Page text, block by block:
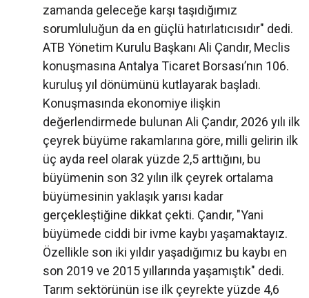
zamanda geleceğe karşı taşıdığımız
sorumluluğun da en güçlü hatırlatıcısıdır" dedi.
ATB Yönetim Kurulu Başkanı Ali Çandır, Meclis
konuşmasına Antalya Ticaret Borsası’nın 106.
kuruluş yıl dönümünü kutlayarak başladı.
Konuşmasında ekonomiye ilişkin
değerlendirmede bulunan Ali Çandır, 2026 yılı ilk
çeyrek büyüme rakamlarına göre, milli gelirin ilk
üç ayda reel olarak yüzde 2,5 arttığını, bu
büyümenin son 32 yılın ilk çeyrek ortalama
büyümesinin yaklaşık yarısı kadar
gerçekleştiğine dikkat çekti. Çandır, "Yani
büyümede ciddi bir ivme kaybı yaşamaktayız.
Özellikle son iki yıldır yaşadığımız bu kaybı en
son 2019 ve 2015 yıllarında yaşamıştık" dedi.
Tarım sektörünün ise ilk çeyrekte yüzde 4,6